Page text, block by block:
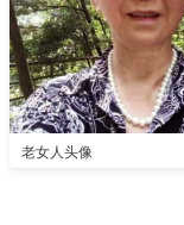
老女人头像